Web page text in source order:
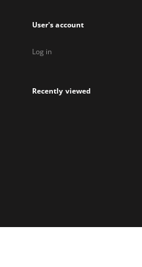
User's account
Log in
Recently viewed